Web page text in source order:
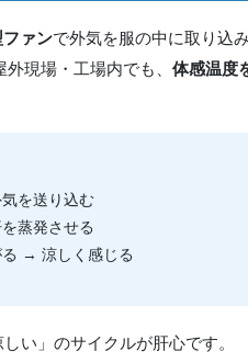
ァンで外気を服の中に取り込
現場・工場内でも、 体感温度
を送り込む
蒸発させる
→ 涼しく感じる
い」のサイクルが肝心です。